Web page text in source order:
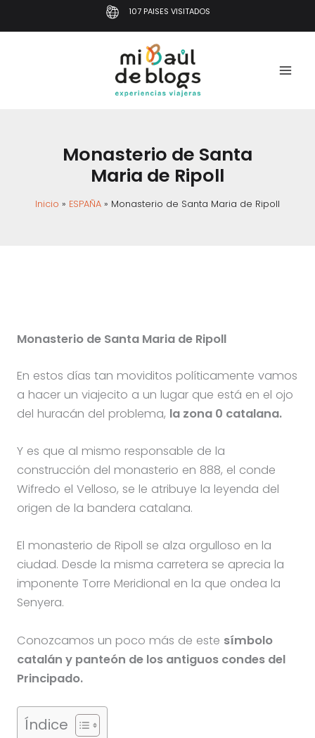
al
107 PAISES VISITADOS
Monasterio de Santa
Maria de Ripoll
Inicio ESPAÑA Monasterio de Santa Maria de Ripoll
Monasterio de Santa Maria de Ripoll
En estos días tan moviditos políticamente vamos
a hacer un viajecito a un lugar que está en el ojo
del huracán del problema, la zona 0 catalana.
Y es que al mismo responsable de la
construcción del monasterio en 888, el conde
Wifredo el Velloso, se le atribuye la leyenda del
origen de la bandera catalana.
El monasterio de Ripoll se alza orgulloso en la
ciudad. Desde la misma carretera se aprecia la
imponente Torre Meridional en la que ondea la
Senyera.
Conozcamos un poco más de este símbolo
catalán y panteón de los antiguos condes del
Principado.
Índice